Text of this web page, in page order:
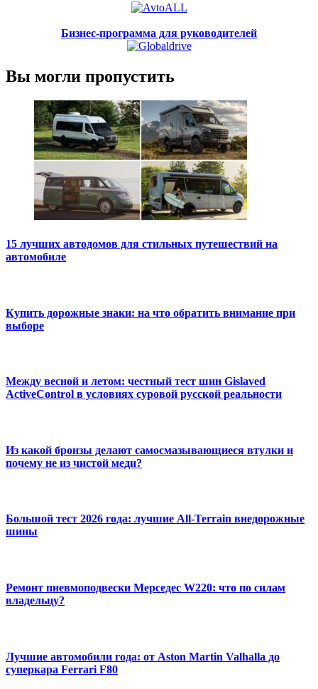
Бизнес-программа для руководителей
Вы могли пропустить
15 лучших автодомов для стильных путешествий на
автомобиле
Купить дорожные знаки: на что обратить внимание при
выборе
Между весной и летом: честный тест шин Gislaved
ActiveControl в условиях суровой русской реальности
Из какой бронзы делают самосмазывающиеся втулки и
почему не из чистой меди?
Большой тест 2026 года: лучшие All-Terrain внедорожные
шины
Ремонт пневмоподвески Мерседес W220: что по силам
владельцу?
Лучшие автомобили года: от Aston Martin Valhalla до
суперкара Ferrari F80